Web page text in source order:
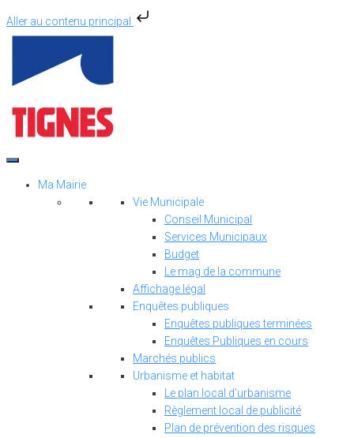
Aller au contenu principal
Aller
contenu
Ma Mairie
Vie Municipale
Conseil Municipal
Services Municipaux
Budget
Le mag de la commune
Affichage légal
Enquêtes publiques
Enquêtes publiques terminées
Enquêtes Publiques en cours
Marchés publics
Urbanisme et habitat
Le plan local d’urbanisme
Règlement local de publicité
Plan de prévention des risques